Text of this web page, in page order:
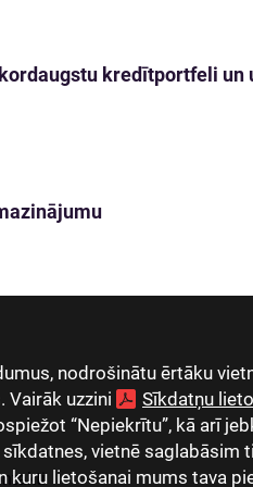
nodrošinātu ērtāku
Vairāk uzzini
Sīkdatņu
“Nepiekrītu”, kā arī
vietnē saglabāsim
kuru lietošanai mums tava
kredītportfeli